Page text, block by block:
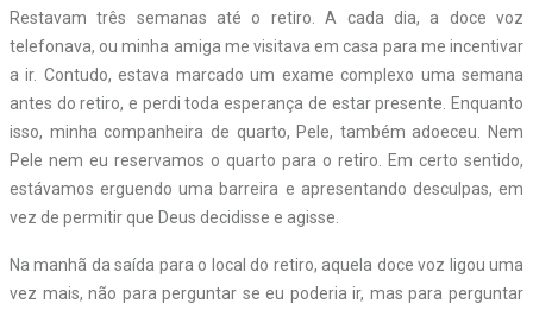
Restavam três semanas até o retiro. A cada dia, a doce voz
telefonava, ou minha amiga me visitava em casa para me incentivar
a ir. Contudo, estava marcado um exame complexo uma semana
antes do retiro, e perdi toda esperança de estar presente. Enquanto
isso, minha companheira de quarto, Pele, também adoeceu. Nem
Pele nem eu reservamos o quarto para o retiro. Em certo sentido,
estávamos erguendo uma barreira e apresentando desculpas, em
vez de permitir que Deus decidisse e agisse.
Na manhã da saída para o local do retiro, aquela doce voz ligou uma
vez mais, não para perguntar se eu poderia ir, mas para perguntar